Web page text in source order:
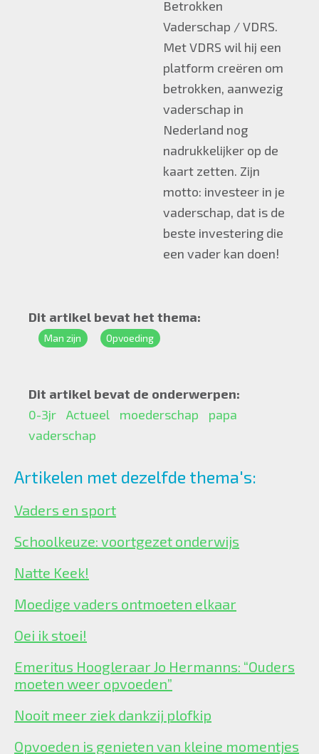
Betrokken
Vaderschap / VDRS.
Met VDRS wil hij een
platform creëren om
betrokken, aanwezig
vaderschap in
Nederland nog
nadrukkelijker op de
kaart zetten. Zijn
motto: investeer in je
vaderschap, dat is de
beste investering die
een vader kan doen!
Dit artikel bevat het thema:
Man zijn Opvoeding
Dit artikel bevat de onderwerpen:
0-3jr
Actueel moederschap
papa
vaderschap
Artikelen met dezelfde thema's:
Vaders en sport
Schoolkeuze: voortgezet onderwijs
Natte Keek!
Moedige vaders ontmoeten elkaar
Oei ik stoei!
Emeritus Hoogleraar Jo Hermanns: “Ouders
moeten weer opvoeden”
Nooit meer ziek dankzij plofkip
Opvoeden is genieten van kleine momentjes